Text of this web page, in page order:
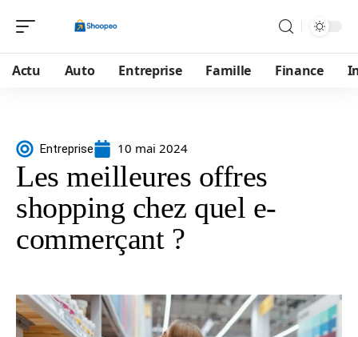
Actu Auto Entreprise Famille Finance
Entreprise 10 mai 2024
Les meilleures offres
shopping chez quel e-
commerçant ?